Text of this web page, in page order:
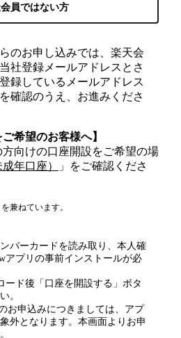
員ではない方
のお申し込みでは、楽天会
社登録メールアドレスとさ
録しているメールアドレス
確認のうえ、お進みくださ
希望のお客様へ】
向けの口座開設をご希望の場
年口座）
」をご確認くださ
を兼ねています。
バーカードを読み取り、本人確
アプリの事前インストールが必
ード後「口座を開設する」ボタ
。
お申込みにつきましては、アプ
外となります。本画面よりお申